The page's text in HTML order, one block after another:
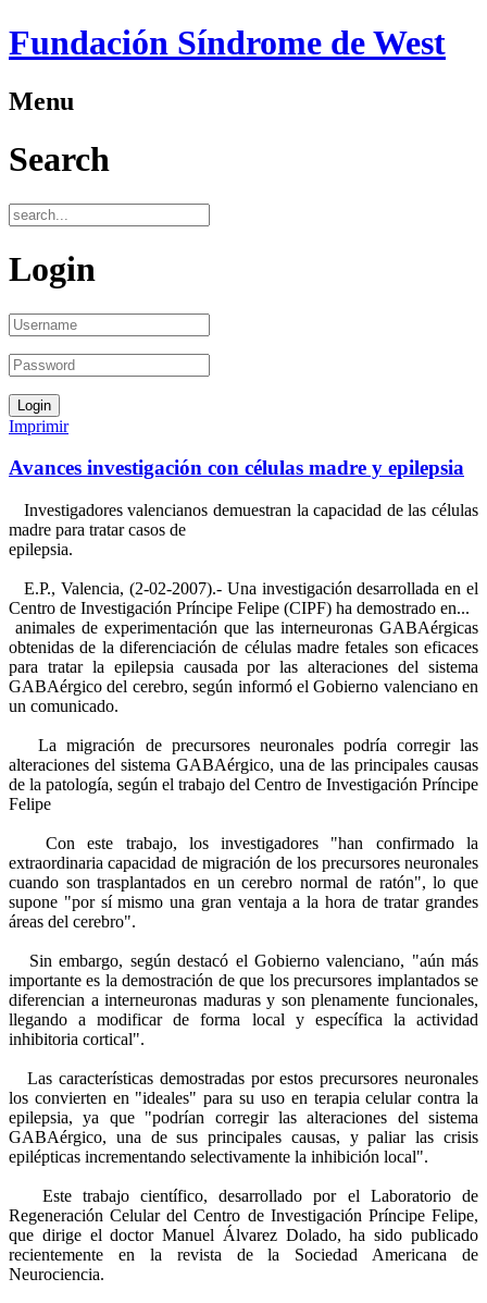
Fundación Síndrome de West
Menu
Search
Login
Imprimir
Avances investigación con células madre y epilepsia
Investigadores valencianos demuestran la capacidad de las células
madre para tratar casos de
epilepsia.
E.P., Valencia, (2-02-2007).- Una investigación desarrollada en el
Centro de Investigación Príncipe Felipe (CIPF) ha demostrado en...
animales de experimentación que las interneuronas GABAérgicas
obtenidas de la diferenciación de células madre fetales son eficaces
para tratar la epilepsia causada por las alteraciones del sistema
GABAérgico del cerebro, según informó el Gobierno valenciano en
un comunicado.
La migración de precursores neuronales podría corregir las
alteraciones del sistema GABAérgico, una de las principales causas
de la patología, según el trabajo del Centro de Investigación Príncipe
Felipe
Con este trabajo, los investigadores "han confirmado la
extraordinaria capacidad de migración de los precursores neuronales
cuando son trasplantados en un cerebro normal de ratón", lo que
supone "por sí mismo una gran ventaja a la hora de tratar grandes
áreas del cerebro".
Sin embargo, según destacó el Gobierno valenciano, "aún más
importante es la demostración de que los precursores implantados se
diferencian a interneuronas maduras y son plenamente funcionales,
llegando a modificar de forma local y específica la actividad
inhibitoria cortical".
Las características demostradas por estos precursores neuronales
los convierten en "ideales" para su uso en terapia celular contra la
epilepsia, ya que "podrían corregir las alteraciones del sistema
GABAérgico, una de sus principales causas, y paliar las crisis
epilépticas incrementando selectivamente la inhibición local".
Este trabajo científico, desarrollado por el Laboratorio de
Regeneración Celular del Centro de Investigación Príncipe Felipe,
que dirige el doctor Manuel Álvarez Dolado, ha sido publicado
recientemente en la revista de la Sociedad Americana de
Neurociencia.